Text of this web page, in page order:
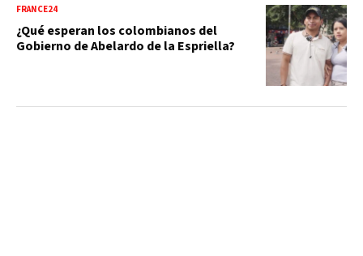
FRANCE24
¿Qué esperan los colombianos del
Gobierno de Abelardo de la Espriella?